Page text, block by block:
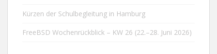
Kürzen der Schulbegleitung in Hamburg
FreeBSD Wochenrückblick – KW 26 (22.–28. Juni 2026)